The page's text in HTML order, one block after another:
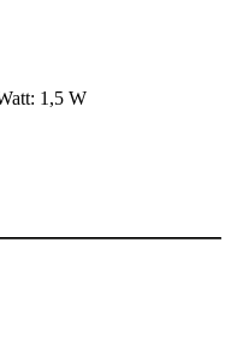
1,5 W